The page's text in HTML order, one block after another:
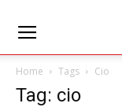
Home Tags Cio
Tag: cio